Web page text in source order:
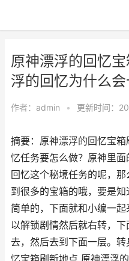
原神漂浮的回忆
浮的回忆为什么
作者： admin • 更新时间：
摘要：原神漂浮的回忆宝
忆任务要怎么做？原神里
回忆这个秘境任务的呢，
到很多的宝箱的哦，要是
简单的，下面就和小编一
以解锁剧情然后就右转，
去，然后去到下面一层。